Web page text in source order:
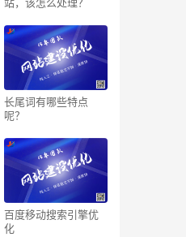
长尾词有哪些特点
呢？
百度移动搜索引擎优
化